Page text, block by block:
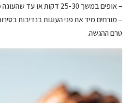
– אופים במשך 25-30 דקות או עד שהעוגה מוכנה וצבעה זהוב.
– מורחים מיד את פני העוגות בנדיבות
טרם ההגשה.